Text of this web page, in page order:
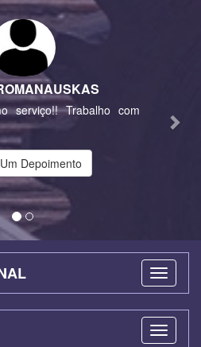
serviço!! Trabalho com
Depoimento